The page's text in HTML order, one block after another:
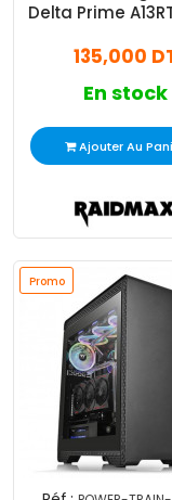
Delta Prime
135,000
En stock
Ajouter Au
Promo